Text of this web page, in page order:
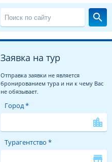
search
Заявка на тур
Отправка заявки не является
бронированием тура и ни к чему Вас
не обязывает.
Город *
location_city
Турагентство *
store